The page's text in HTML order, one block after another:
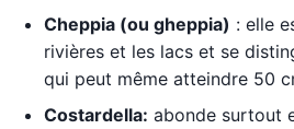
Cheppia (ou gheppia) : elle
rivières et les lacs et se
qui peut même atteindre 50
Costardella: abonde surtout